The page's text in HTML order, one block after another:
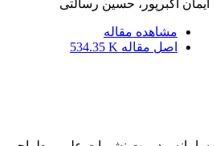
ایمان اکبرپور، حسین رسالتی
مشاهده مقاله
اصل مقاله 534.35 K